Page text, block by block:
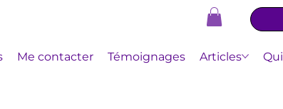
Me contacter Témoignages Articles